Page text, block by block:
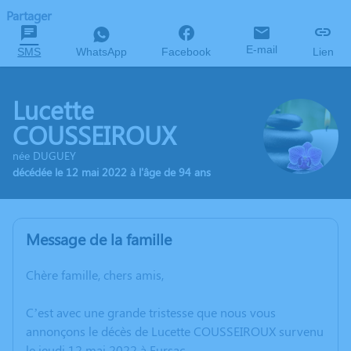
Partager
SMS WhatsApp Facebook E-mail Lien
Lucette
COUSSEIROUX
née DUGUEY
décédée le 12 mai 2022 à l'âge de 94 ans
Message de la famille
Chère famille, chers amis,
C’est avec une grande tristesse que nous vous
annonçons le décès de Lucette COUSSEIROUX survenu